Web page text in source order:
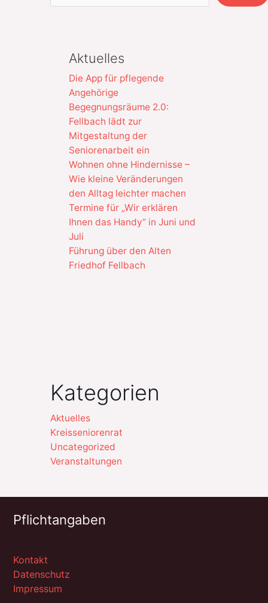
Aktuelles
Die App für pflegende
Angehörige
Begegnungsräume 2.0:
Fellbach lädt zur
Mitgestaltung der
Seniorenarbeit ein
Wohnen ohne Hindernisse –
Wie kleine Veränderungen
den Alltag leichter machen
Termine für „Wir erklären
Ihnen das Handy“ in Juni und
Juli
Führung über den Alten
Friedhof Fellbach
Kategorien
Aktuelles
Kreisseniorenrat
Uncategorized
Veranstaltungen
Pflichtangaben
Kontakt
Datenschutz
Impressum